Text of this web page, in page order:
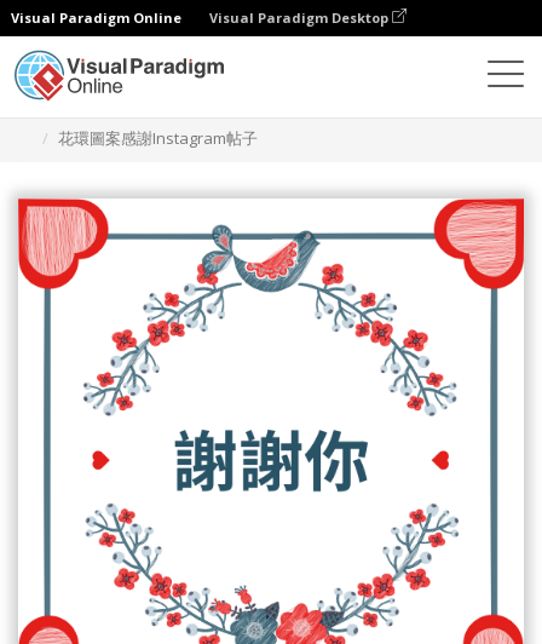
Visual Paradigm Online Visual Paradigm Desktop
花環圖案感謝Instagram帖子